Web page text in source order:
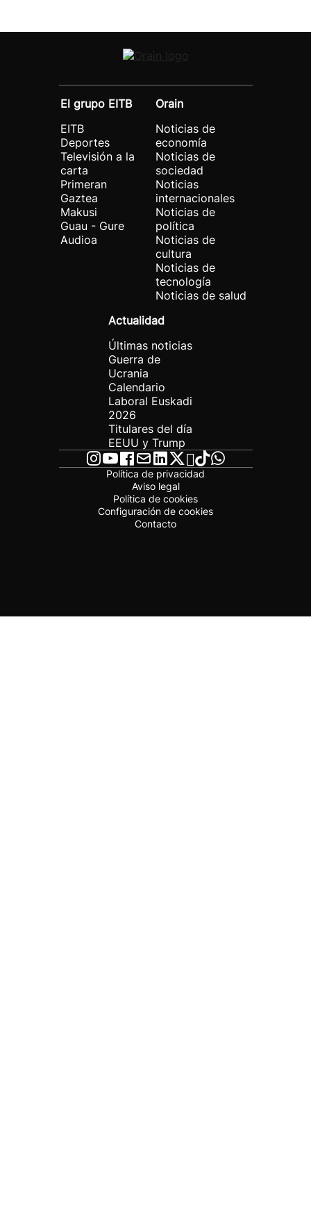
El grupo EITB
EITB
Deportes
Televisión a la
carta
Primeran
Gaztea
Makusi
Guau - Gure
Audioa
Orain
Noticias de
economía
Noticias de
sociedad
Noticias
internacionales
Noticias de
política
Noticias de
cultura
Noticias de
tecnología
Noticias de salud
Actualidad
Últimas noticias
Guerra de
Ucrania
Calendario
Laboral Euskadi
2026
Titulares del día
EEUU y Trump
Política de privacidad
Aviso legal
Política de cookies
Configuración de cookies
Contacto